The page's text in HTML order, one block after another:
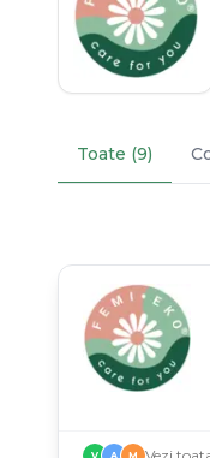
Toate (9)
V A M